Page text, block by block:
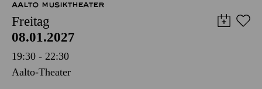
AALTO MUSIKTHEATER
Freitag
08.01.2027
19:30 - 22:30
Aalto-Theater